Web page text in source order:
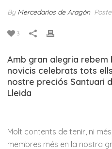
By Mercedarios de Aragón
3
Amb gran alegria rebem
novicis celebrats tots
nostre preciós Santuari
Lleida
Molt contents de tenir, ni
membres més en la nostra